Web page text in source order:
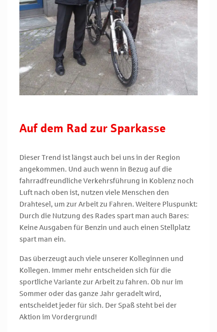
Auf dem Rad zur Sparkasse
Dieser Trend ist längst auch bei uns in der Region
angekommen. Und auch wenn in Bezug auf die
fahrradfreundliche Verkehrsführung in Koblenz noch
Luft nach oben ist, nutzen viele Menschen den
Drahtesel, um zur Arbeit zu Fahren. Weitere Pluspunkt:
Durch die Nutzung des Rades spart man auch Bares:
Keine Ausgaben für Benzin und auch einen Stellplatz
spart man ein.
Das überzeugt auch viele unserer Kolleginnen und
Kollegen. Immer mehr entscheiden sich für die
sportliche Variante zur Arbeit zu fahren. Ob nur im
Sommer oder das ganze Jahr geradelt wird,
entscheidet jeder für sich. Der Spaß steht bei der
Aktion im Vordergrund!